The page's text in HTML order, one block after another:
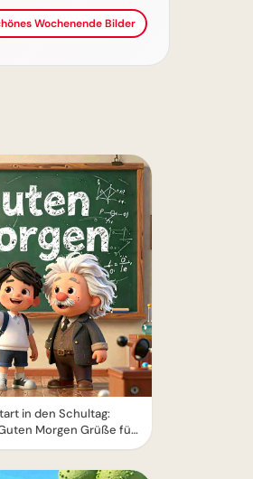
Wochenende Bilder
in den Schultag:
Morgen Grüße für